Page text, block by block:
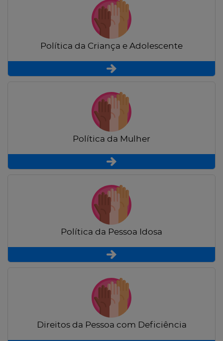
Política da Criança e Adolescente
Política da Mulher
Política da Pessoa Idosa
Direitos da Pessoa com Deficiência